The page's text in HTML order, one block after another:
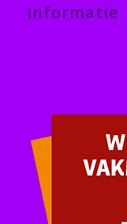
Informatie